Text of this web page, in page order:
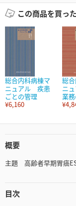
この商品を買っ
総合内科病棟マ
ニュアル 疾患
ごとの管理
¥6,160
総
ニ
業
概要
主題 高齢者早期胃癌
目次